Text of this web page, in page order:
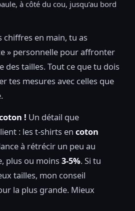
à côté du cou, jusqu’au bord
chiffres en main, tu as
» personnelle pour affronter
des tailles. Tout ce que tu dois
tes mesures avec celles que
! Un détail que
: les t-shirts en coton
à rétrécir un peu au
plus ou moins 3-5%. Si tu
tailles, mon conseil
la plus grande. Mieux